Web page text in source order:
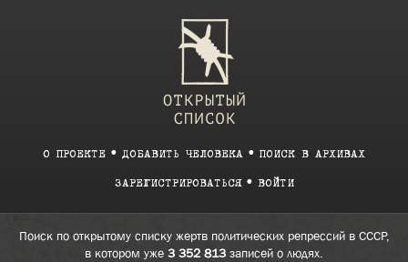
О ПРОЕКТЕ ДОБАВИТЬ ЧЕЛОВЕКА ПОИСК В АРХИВАХ
ЗАРЕГИСТРИРОВАТЬСЯ ВОЙТИ
Поиск по открытому списку жертв политических репрессий в СССР,
в котором уже 3 352 813 записей о людях.